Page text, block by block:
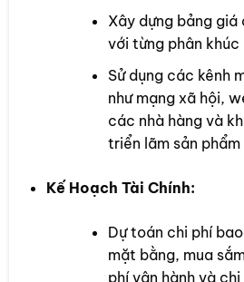
Xây dựng bảng giá
với từng phân khúc
Sử dụng các kênh
như mạng xã hội,
các nhà hàng và
triển lãm sản
Kế Hoạch Tài Chính:
Dự toán chi phí
mặt bằng, mua
phí vận hành và